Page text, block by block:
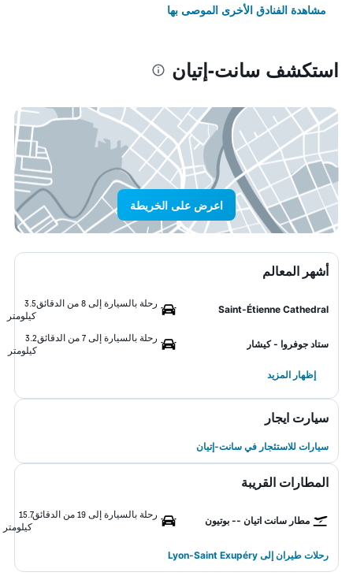
مشاهدة الفنادق الأخرى الموصى بها
استكشف سانت-إتيان
اعرض على الخريطة
أشهر المعالم
Saint-Étienne Cathedral
رحلة بالسيارة إلى 8 من الدقائق
3.5
كيلومتر
ستاد جوفروا - كيشار
رحلة بالسيارة إلى 7 من الدقائق
3.2
كيلومتر
إظهار المزيد
سيارت ايجار
سيارات للاستئجار في سانت-إتيان
المطارات القريبة
مطار سانت اتيان -- بوتيون
رحلة بالسيارة إلى 19 من الدقائق
15.7
كيلومتر
رحلات طيران إلى Lyon-Saint Exupéry